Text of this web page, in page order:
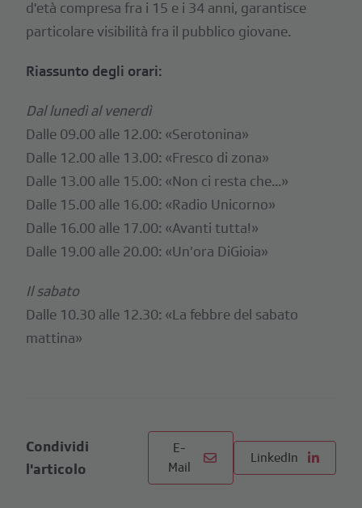
d'età compresa fra i 15 e i 34 anni, garantisce
particolare visibilità fra il pubblico giovane.
Riassunto degli orari:
Dal lunedì al venerdì
Dalle 09.00 alle 12.00: «Serotonina»
Dalle 12.00 alle 13.00: «Fresco di zona»
Dalle 13.00 alle 15.00: «Non ci resta che...»
Dalle 15.00 alle 16.00: «Radio Unicorno»
Dalle 16.00 alle 17.00: «Avanti tutta!»
Dalle 19.00 alle 20.00: «Un’ora DiGioia»
Il sabato
Dalle 10.30 alle 12.30: «La febbre del sabato
mattina»
Condividi
l'articolo
E-
Mail
LinkedIn